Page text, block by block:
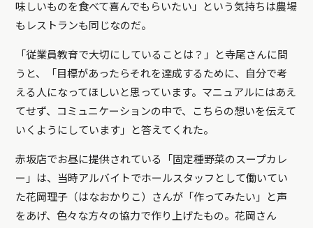
味しいものを食べて喜んでもらいたい」という気持ちは農場
もレストランも同じなのだ。
「従業員教育で大切にしていることは？」と寺尾さんに問
うと、「目標があったらそれを達成するために、自分で考
える人になってほしいと思っています。マニュアルにはあえ
てせず、コミュニケーションの中で、こちらの想いを伝えて
いくようにしています」と答えてくれた。
赤坂店でお昼に提供されている「固定種野菜のスープカレ
ー」は、当時アルバイトでホールスタッフとして働いてい
た花岡理子（はなおかりこ）さんが「作ってみたい」と声
をあげ、色々な方々の協力で作り上げたもの。花岡さん